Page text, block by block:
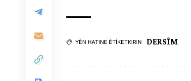
YÊN HATINE ÊTÎKETKIRIN DERSÎM